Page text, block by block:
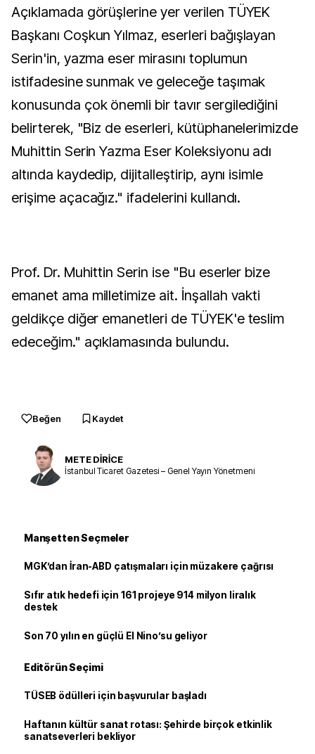
Açıklamada görüşlerine yer verilen TÜYEK
Başkanı Coşkun Yılmaz, eserleri bağışlayan
Serin'in, yazma eser mirasını toplumun
istifadesine sunmak ve geleceğe taşımak
konusunda çok önemli bir tavır sergilediğini
belirterek, "Biz de eserleri, kütüphanelerimizde
Muhittin Serin Yazma Eser Koleksiyonu adı
altında kaydedip, dijitalleştirip, aynı isimle
erişime açacağız." ifadelerini kullandı.
Prof. Dr. Muhittin Serin ise "Bu eserler bize
emanet ama milletimize ait. İnşallah vakti
geldikçe diğer emanetleri de TÜYEK'e teslim
edeceğim." açıklamasında bulundu.
Beğen Kaydet
METE DİRİCE
İstanbul Ticaret Gazetesi – Genel Yayın Yönetmeni
Manşetten Seçmeler
MGK’dan İran-ABD çatışmaları için müzakere çağrısı
Sıfır atık hedefi için 161 projeye 914 milyon liralık
destek
Son 70 yılın en güçlü El Nino’su geliyor
Editörün Seçimi
TÜSEB ödülleri için başvurular başladı
Haftanın kültür sanat rotası: Şehirde birçok etkinlik
sanatseverleri bekliyor